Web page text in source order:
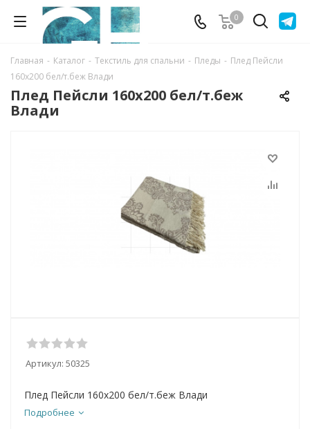
0
Главная - Каталог - Текстиль для спальни - Пледы - Плед Пейсли
160х200 бел/т.беж Влади
Плед Пейсли 160х200 бел/т.беж
Влади
Артикул: 50325
Плед Пейсли 160х200 бел/т.беж Влади
Подробнее